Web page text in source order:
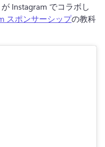
Instagram でコラボし
スポンサーシップの教科